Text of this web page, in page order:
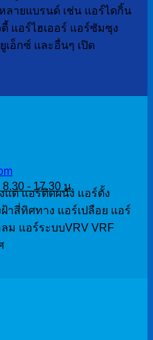
ลายแบรนด์ เช่น แอร์ไดกิ้น
แอร์ไฮเออร์ แอร์ซัมซุง
เอ็กซ์ และอื่นๆ เปิด
- 17.30 น.
ต่ แอร์ติดผนัง แอร์ตั้ง
าสี่ทิศทาง แอร์เปลือย แอร์
ม แอร์ระบบVRV VRF